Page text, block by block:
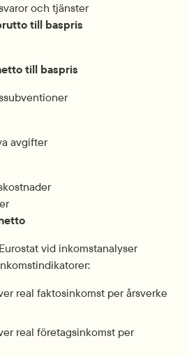
och tjänster
till baspris
till baspris
avgifter
vid inkomstanalyser
real faktosinkomst per årsverke
real företagsinkomst per